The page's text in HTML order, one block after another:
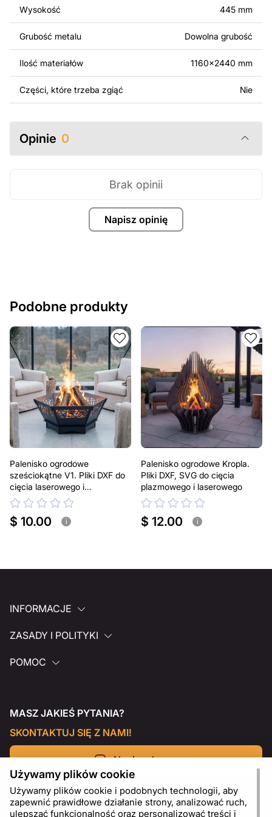
Za dodatkową opłatą możemy dostosować projekt
poprzez dodanie tekstu, obrazów lub logo Twojej firmy
albo wprowadzenie innych modyfikacji według Twoich
potrzeb. Jeśli potrzebujesz indywidualnego projektu
zawsze chętnie pomożemy.
Wysokość 445 mm
Grubość metalu Dowolna grubość
Ilość materiałów 1160x2440 mm
Części, które trzeba zgiąć Nie
Opinie 0
Napisz opinię
Brak opinii
Podobne produkty
Palenisko ogrodowe
sześciokątne V1. Pliki DXF do
cięcia laserowego i
plazmowego
$ 10.00 i
Palenisko ogrodowe Kropla.
Pliki DXF, SVG do cięcia
plazmowego i laserowego
$ 12.00 i
INFORMACJE
ZASADY I POLITYKI
POMOC
MASZ JAKIEŚ PYTANIA?
SKONTAKTUJ SIĘ Z NAMI!
Napisz do nas
Używamy plików cookie
Używamy plików cookie i podobnych technologii, aby
zapewnić prawidłowe działanie strony, analizować ruch,
ulepszać funkcjonalność oraz personalizować treści i